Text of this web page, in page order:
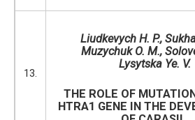
13.
Liudkevych H. P.,
Muzychuk O. M.,
Lysytska Ye. V.
THE ROLE OF
HTRA1 GENE IN THE